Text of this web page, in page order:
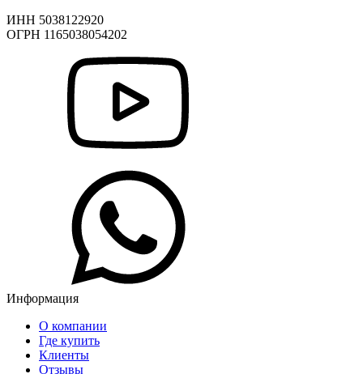
ИНН 5038122920
ОГРН 1165038054202
Информация
О компании
Где купить
Клиенты
Отзывы